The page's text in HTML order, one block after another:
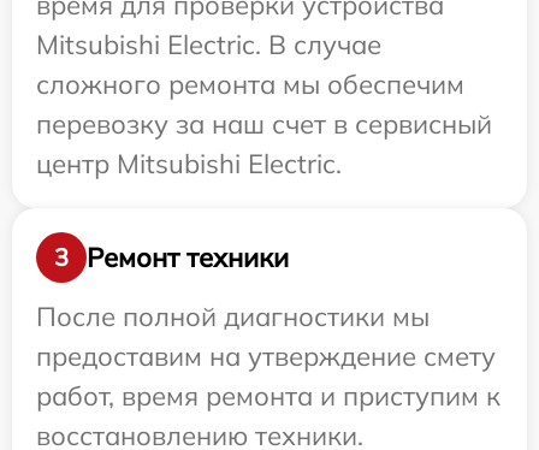
Mitsubishi Electric. В случае
сложного ремонта мы обеспечим
перевозку за наш счет в сервисный
центр Mitsubishi Electric.
3
Ремонт техники
После полной диагностики мы
предоставим на утверждение смету
работ, время ремонта и приступим к
восстановлению техники.